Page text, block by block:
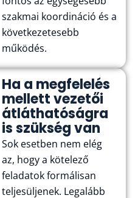
szakmai koordináció és a
következetesebb
működés.
Ha a megfelelés
mellett vezetői
átláthatóságra
is szükség van
Sok esetben nem elég
az, hogy a kötelező
feladatok formálisan
teljesüljenek. Legalább